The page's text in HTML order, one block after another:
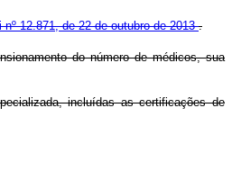
nº 12.871, de 22 de outubro de 2013.
do número de médicos, sua
incluídas as certificações de